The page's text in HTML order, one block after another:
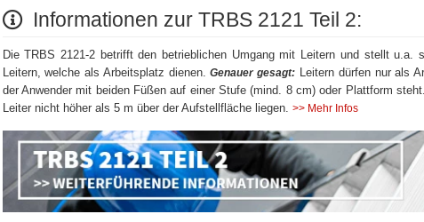
Informationen zur TRBS 2121 Teil 2:
Die TRBS 2121-2 betrifft den betrieblichen Umgang mit Leitern und stellt u.a.
Leitern, welche als Arbeitsplatz dienen. Genauer gesagt:Leitern dürfen nur als
der Anwender mit beiden Füßen auf einer Stufe (mind. 8 cm) oder Plattform
Leiter nicht höher als 5 m über der Aufstellfläche liegen. >> Mehr Infos